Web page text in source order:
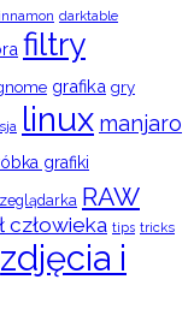
darktable
filtry
grafika gry
linux manjaro
grafiki
RAW
człowieka tips tricks
zdjęcia i